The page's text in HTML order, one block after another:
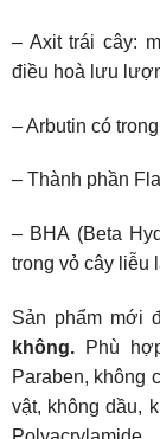
– Axit trái cây:
điều hoà lưu
– Arbutin có
– Thành phần
– BHA (Beta
trong vỏ cây liễu
Sản phẩm mới
không. Phù
Paraben, không
vật, không dầu,